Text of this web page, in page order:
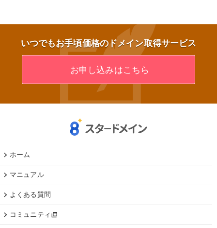
いつでもお手頃価格のドメイン取得サービス
お申し込みはこちら
ホーム
マニュアル
よくある質問
コミュニティ